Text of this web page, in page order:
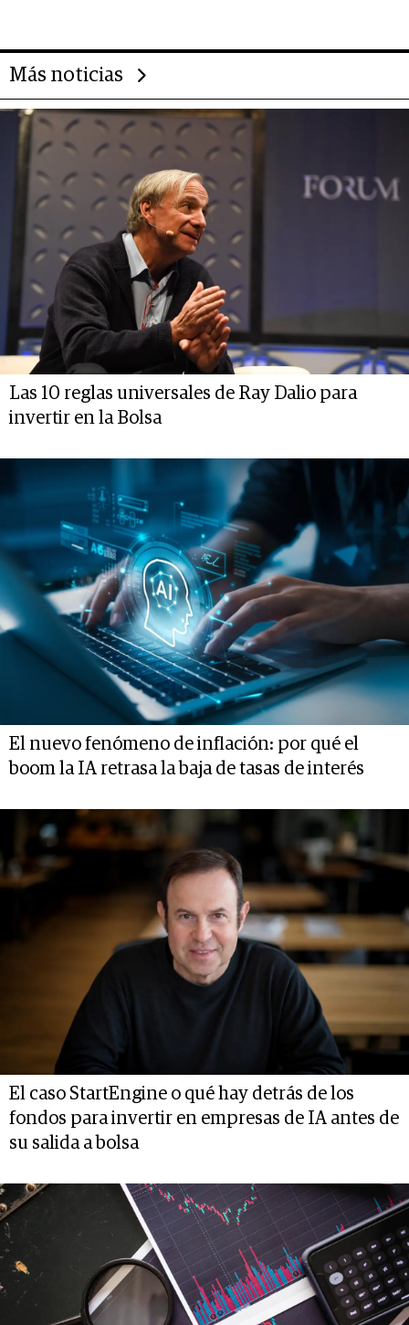
Más noticias
Las 10 reglas universales de Ray Dalio para
invertir en la Bolsa
El nuevo fenómeno de inflación: por qué el
boom la IA retrasa la baja de tasas de interés
El caso StartEngine o qué hay detrás de los
fondos para invertir en empresas de IA antes de
su salida a bolsa